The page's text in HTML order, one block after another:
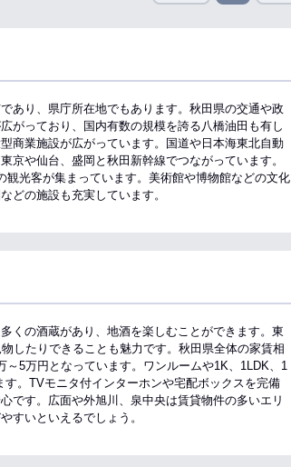
あり、県庁所在地でもあります。秋田県の交通や政
がっており、国内有数の規模を誇る八橋油田も有し
商業施設が広がっています。国道や日本海東北自動
京や仙台、盛岡と秋田新幹線でつながっています。
光客が集まっています。美術館や博物館などの文化
どの施設も充実しています。
くの酒蔵があり、地酒を楽しむことができます。東
したりできることも魅力です。秋田県全体の家賃相
5万円となっています。ワンルームや1K、1LDK、1
。TVモニタ付インターホンや宅配ボックスを完備
です。広面や外旭川、泉中央は賃貸物件の多いエリ
すいといえるでしょう。